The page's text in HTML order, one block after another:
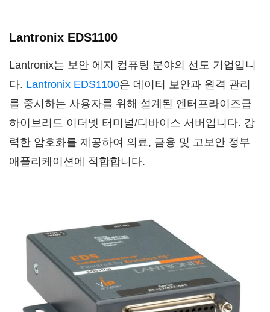
Lantronix EDS1100
Lantronix는 보안 에지 컴퓨팅 분야의 선도 기업입니
다. Lantronix EDS1100은 데이터 보안과 원격 관리
를 중시하는 사용자를 위해 설계된 엔터프라이즈급
하이브리드 이더넷 터미널/디바이스 서버입니다. 강
력한 암호화를 제공하여 의료, 금융 및 고보안 정부
애플리케이션에 적합합니다.